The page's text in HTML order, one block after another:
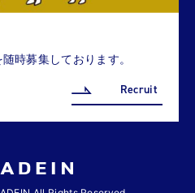
時募集しております。
Recruit